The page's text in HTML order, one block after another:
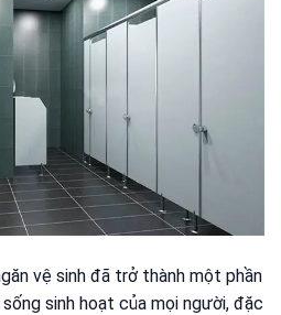
vệ sinh đã trở thành một phần
sinh hoạt của mọi người, đặc